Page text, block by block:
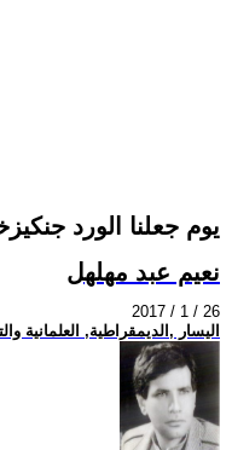
يوم جعلنا الورد
نعيم عبد مهلهل
2017 / 1 / 26
اليسار ,الديمقراطية, العلمانية